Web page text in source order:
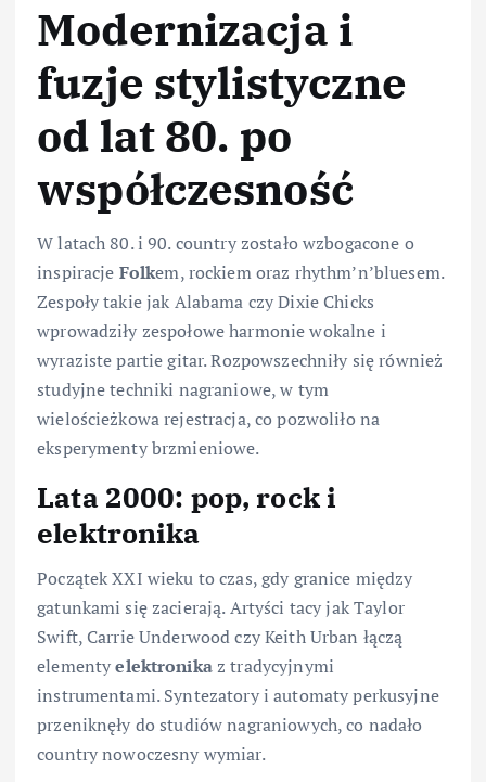
Modernizacja i
fuzje stylistyczne
od lat 80. po
współczesność
W latach 80. i 90. country zostało wzbogacone o
inspiracje Folkem, rockiem oraz rhythm’n’bluesem.
Zespoły takie jak Alabama czy Dixie Chicks
wprowadziły zespołowe harmonie wokalne i
wyraziste partie gitar. Rozpowszechniły się również
studyjne techniki nagraniowe, w tym
wielościeżkowa rejestracja, co pozwoliło na
eksperymenty brzmieniowe.
Lata 2000: pop, rock i
elektronika
Początek XXI wieku to czas, gdy granice między
gatunkami się zacierają. Artyści tacy jak Taylor
Swift, Carrie Underwood czy Keith Urban łączą
elementyelektronikaz tradycyjnymi
instrumentami. Syntezatory i automaty perkusyjne
przeniknęły do studiów nagraniowych, co nadało
country nowoczesny wymiar.